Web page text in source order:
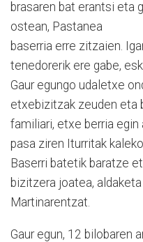
brasaren bat erantsi eta
ostean, Pastanea
baserria erre zitzaien.
tenedorerik ere gabe,
Gaur egungo udaletxe
etxebizitzak zeuden eta
familiari, etxe berria
pasa ziren Iturritak
Baserri batetik baratze
bizitzera joatea,
Martinarentzat.
Gaur egun, 12 bilobaren